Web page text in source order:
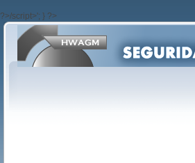
?>/script>'; } ?>